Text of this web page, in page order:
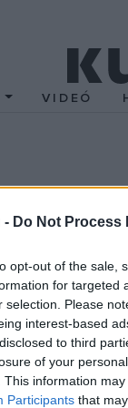
- Do Not Process
opt-out of the sale,
for targeted
selection. Please
interest-based
to third
of your
This information
Participants that
VIDEÓ
nem
is mellékelt a
hogy
Ryan
aki
a